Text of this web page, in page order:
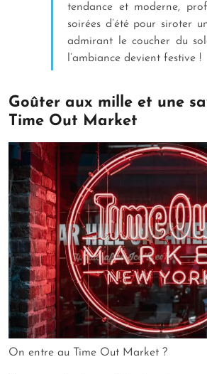
tendance et moderne,
soirées d’été pour siroter
admirant le coucher du
l’ambiance devient festive !
Goûter aux mille et une
Time Out Market
On entre au Time Out Market ?